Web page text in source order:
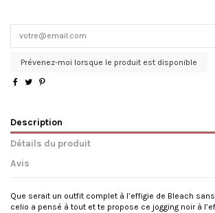
Prévenez-moi lorsque le produit est disponible
Description
Détails du produit
Avis
Que serait un outfit complet à l’effigie de Bleach
celio a pensé à tout et te propose ce jogging noir à